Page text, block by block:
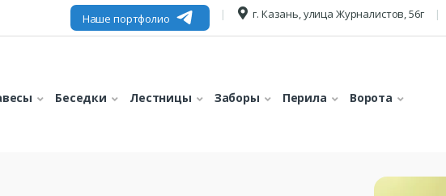
Наше портфолио г. Казань, улица Журналистов, 56г
Беседки Лестницы Заборы Перила Ворота